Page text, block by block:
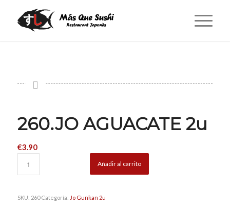
260.JO AGUACATE 2u
€3.90
Añadir al carrito
SKU: 260 Categoría: Jo Gunkan 2u